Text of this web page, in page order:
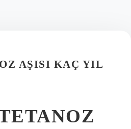
AŞISI KAÇ YIL